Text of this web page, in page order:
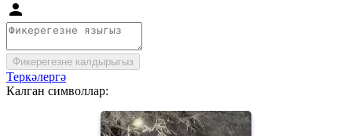
Фикерегезне калдырыгыз
Теркәлергә
Калган символлар: